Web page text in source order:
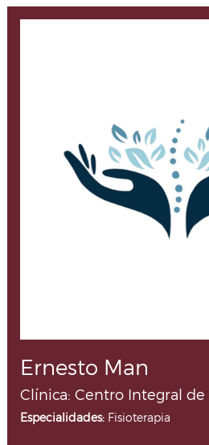
Ernesto Man
Clínica: Centro Integral de
Especialidades: Fisioterapia